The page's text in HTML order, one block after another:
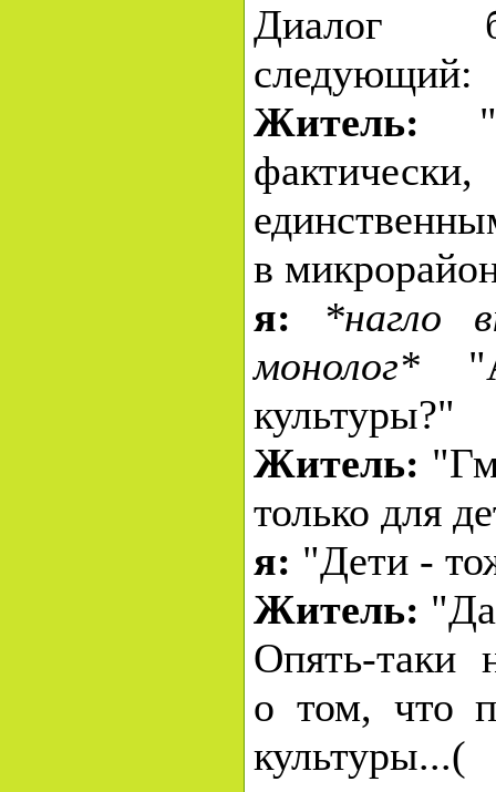
Диалог
следующий:
Житель:
в
я:
*нагло
монолог*
культуры?"
Житель:
только для
я: "Дети -
Житель:
Опять-таки
о том, что